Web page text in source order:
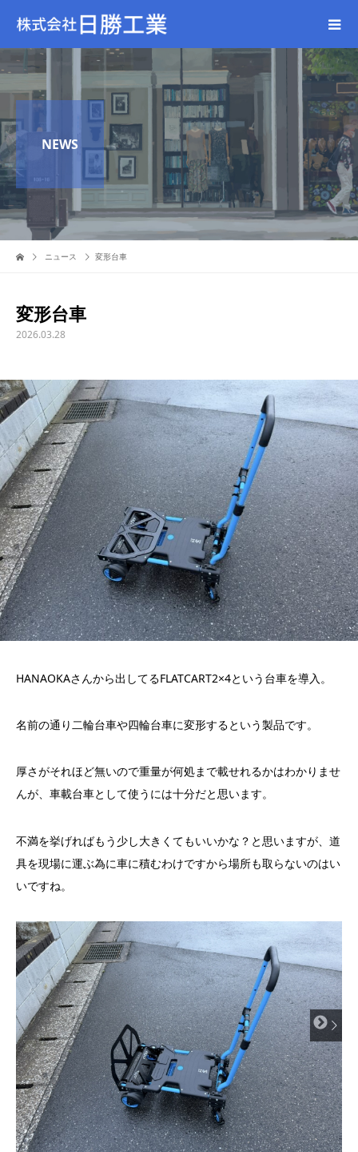
NEWS
ニュース 変形台車
変形台車
2026.03.28
HANAOKAさんから出してるFLATCART2×4という台車を導入。
名前の通り二輪台車や四輪台車に変形するという製品です。
厚さがそれほど無いので重量が何処まで載せれるかはわかりませ
んが、車載台車として使うには十分だと思います。
不満を挙げればもう少し大きくてもいいかな？と思いますが、道
具を現場に運ぶ為に車に積むわけですから場所も取らないのはい
いですね。
